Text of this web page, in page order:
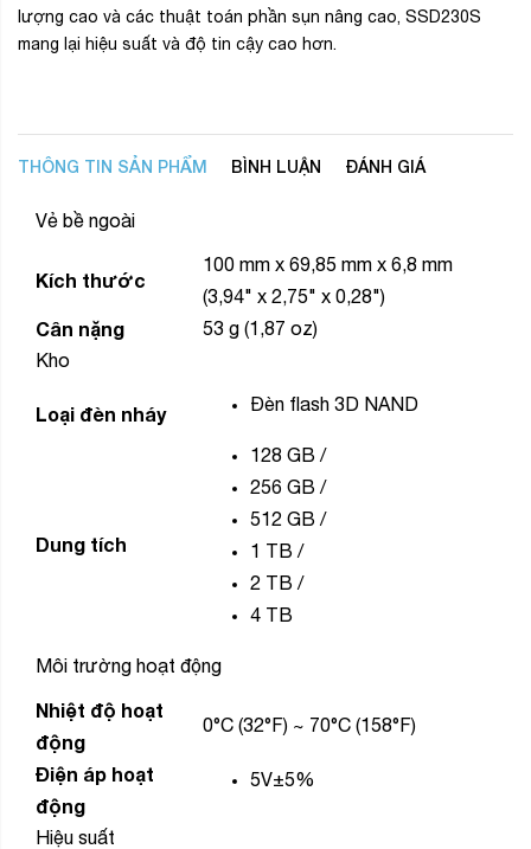
lượng cao và các thuật toán phần sụn nâng cao, SSD230S
mang lại hiệu suất và độ tin cậy cao hơn.
THÔNG TIN SẢN PHẨM BÌNH LUẬN ĐÁNH GIÁ
Vẻ bề ngoài
Kích thước
100 mm x 69,85 mm x 6,8 mm
(3,94" x 2,75" x 0,28")
Cân nặng
53 g (1,87 oz)
Kho
Loại đèn nháy Đèn flash 3D NAND
Dung tích
128 GB /
256 GB /
512 GB /
1 TB /
2 TB /
4 TB
Môi trường hoạt động
Nhiệt độ hoạt
động
0°C (32°F) ~ 70°C (158°F)
Điện áp hoạt
động
5V±5%
Hiệu suất